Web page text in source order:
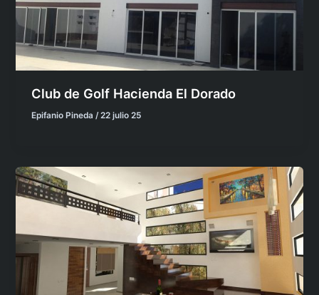
Club de Golf Hacienda El Dorado
Epifanio Pineda/22 julio 25